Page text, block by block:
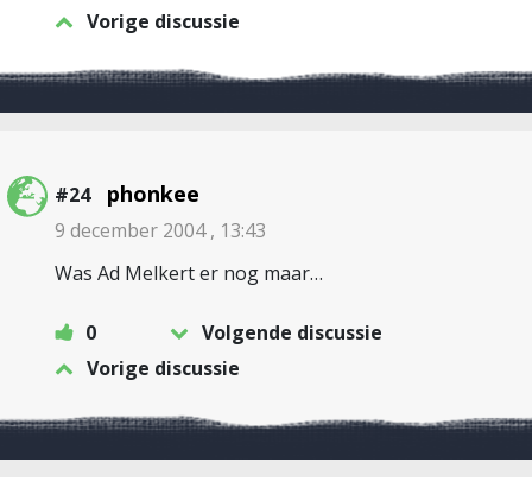
Vorige discussie
#24 phonkee
9 december 2004 , 13:43
Was Ad Melkert er nog maar…
0
Volgende discussie
Vorige discussie